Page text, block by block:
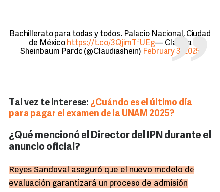
Bachillerato para todas y todos. Palacio Nacional, Ciudad
de México https://t.co/3QjimTfUEg— Claudia
Sheinbaum Pardo (@Claudiashein) February 3, 2025
Tal vez te interese: ¿Cuándo es el último día
para pagar el examen de la UNAM 2025?
¿Qué mencionó el Director del IPN durante el
anuncio oficial?
Reyes Sandoval aseguró que el nuevo modelo de
evaluación garantizará un proceso de admisión